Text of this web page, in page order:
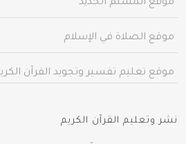
موقع المسلم الجديد
موقع الصلاة في الإسلام
موقع تعليم تفسير وتجويد القرآن
نشر وتعليم القرآن الكريم